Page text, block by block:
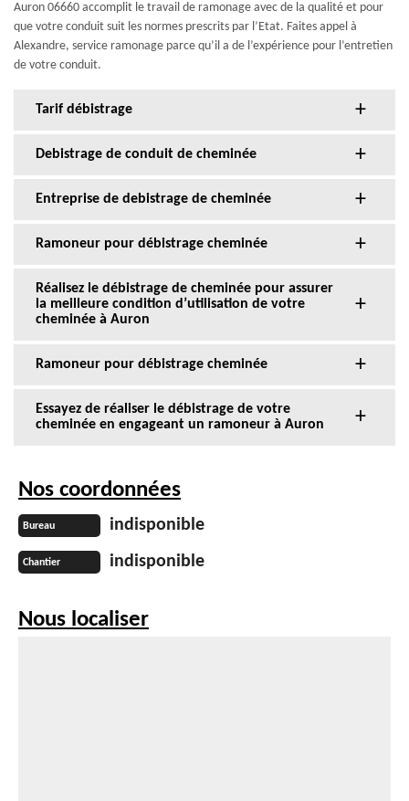
Auron 06660 accomplit le travail de ramonage avec de la qualité et pour
que votre conduit suit les normes prescrits par l’Etat. Faites appel à
Alexandre, service ramonage parce qu’il a de l’expérience pour l’entretien
de votre conduit.
Tarif débistrage
Debistrage de conduit de cheminée
Entreprise de debistrage de cheminée
Ramoneur pour débistrage cheminée
Réalisez le débistrage de cheminée pour assurer
la meilleure condition d’utilisation de votre
cheminée à Auron
Ramoneur pour débistrage cheminée
Essayez de réaliser le débistrage de votre
cheminée en engageant un ramoneur à Auron
Nos coordonnées
Bureau indisponible
Chantier indisponible
Nous localiser